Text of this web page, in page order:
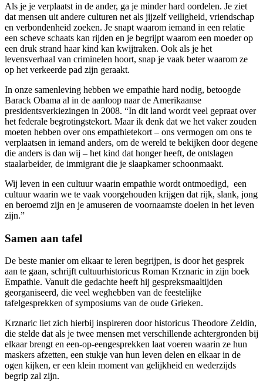
Als je je verplaatst in de ander, ga je minder hard oordelen. Je ziet
dat mensen uit andere culturen net als jijzelf veiligheid, vriendschap
en verbondenheid zoeken. Je snapt waarom iemand in een relatie
een scheve schaats kan rijden en je begrijpt waarom een moeder op
een druk strand haar kind kan kwijtraken. Ook als je het
levensverhaal van criminelen hoort, snap je vaak beter waarom ze
op het verkeerde pad zijn geraakt.
In onze samenleving hebben we empathie hard nodig, betoogde
Barack Obama al in de aanloop naar de Amerikaanse
presidentsverkiezingen in 2008. “In dit land wordt veel gepraat over
het federale begrotingstekort. Maar ik denk dat we het vaker zouden
moeten hebben over ons empathietekort – ons vermogen om ons te
verplaatsen in iemand anders, om de wereld te bekijken door degene
die anders is dan wij – het kind dat honger heeft, de ontslagen
staalarbeider, de immigrant die je slaapkamer schoonmaakt.
Wij leven in een cultuur waarin empathie wordt ontmoedigd, een
cultuur waarin we te vaak voorgehouden krijgen dat rijk, slank, jong
en beroemd zijn en je amuseren de voornaamste doelen in het leven
zijn.”
Samen aan tafel
De beste manier om elkaar te leren begrijpen, is door het gesprek
aan te gaan, schrijft cultuurhistoricus Roman Krznaric in zijn boek
Empathie. Vanuit die gedachte heeft hij gespreksmaaltijden
georganiseerd, die veel weghebben van de feestelijke
tafelgesprekken of symposiums van de oude Grieken.
Krznaric liet zich hierbij inspireren door historicus Theodore Zeldin,
die stelde dat als je twee mensen met verschillende achtergronden bij
elkaar brengt en een-op-eengesprekken laat voeren waarin ze hun
maskers afzetten, een stukje van hun leven delen en elkaar in de
ogen kijken, er een klein moment van gelijkheid en wederzijds
begrip zal zijn.